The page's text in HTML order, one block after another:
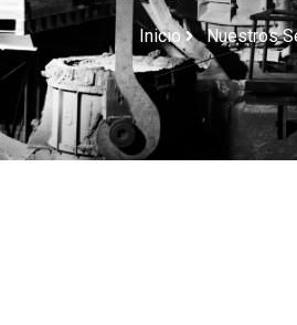
Inicio Nuestros